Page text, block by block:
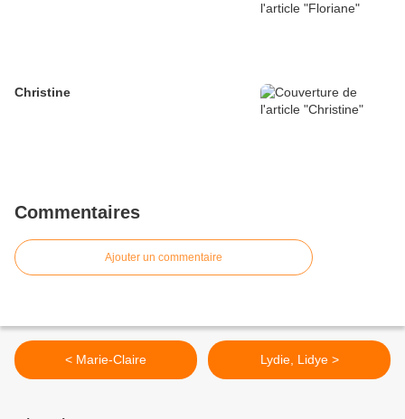
Christine
Commentaires
Ajouter un commentaire
< Marie-Claire Lydie, Lidye >